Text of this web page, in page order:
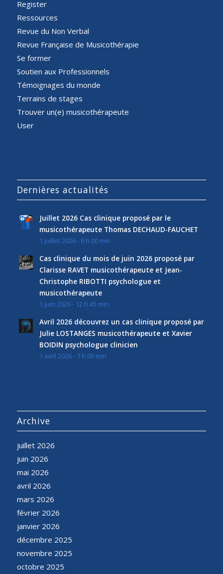
Register
Ressources
Revue du Non Verbal
Revue Française de Musicothérapie
Se former
Soutien aux Professionnels
Témoignages du monde
Terrains de stages
Trouver un(e) musicothérapeute
User
Dernières actualités
Juillet 2026 Cas clinique proposé par le
musicothérapeute Thomas DECHAUD-FAUCHET
1 juillet 2026 - 6 h 00 min
Cas clinique du mois de juin 2026 proposé par
Clarisse RAVET musicothérapeute et Jean-
Christophe RIBOTTI psychologue et
musicothérapeute
1 juin 2026 - 12 h 45 min
Avril 2026 découvrez un cas clinique proposé par
Julie LOSTANGES musicothérapeute et Xavier
BOIDIN psychologue clinicien
1 avril 2026 - 7 h 00 min
Archive
juillet 2026
juin 2026
mai 2026
avril 2026
mars 2026
février 2026
janvier 2026
décembre 2025
novembre 2025
octobre 2025